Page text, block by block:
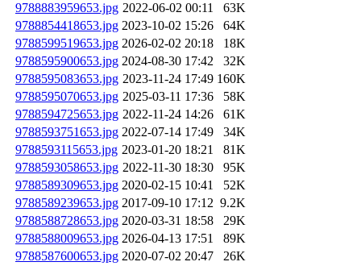
9788883959653.jpg 2022-06-02 00:11
63K
9788854418653.jpg 2023-10-02 15:26
64K
9788599519653.jpg 2026-02-02 20:18
18K
9788595900653.jpg 2024-08-30 17:42
32K
9788595083653.jpg 2023-11-24 17:49 160K
9788595070653.jpg 2025-03-11 17:36
58K
9788594725653.jpg 2022-11-24 14:26
61K
9788593751653.jpg 2022-07-14 17:49
34K
9788593115653.jpg 2023-01-20 18:21
81K
9788593058653.jpg 2022-11-30 18:30
95K
9788589309653.jpg 2020-02-15 10:41
52K
9788589239653.jpg 2017-09-10 17:12 9.2K
9788588728653.jpg 2020-03-31 18:58
29K
9788588009653.jpg 2026-04-13 17:51
89K
9788587600653.jpg 2020-07-02 20:47
26K